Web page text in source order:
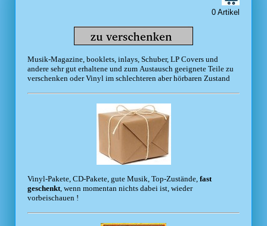
0 Artikel
Musik-Magazine, booklets, inlays, Schuber, LP Covers und
andere sehr gut erhaltene und zum Austausch geeignete Teile zu
verschenken oder Vinyl im schlechteren aber hörbaren Zustand
Vinyl-Pakete, CD-Pakete, gute Musik, Top-Zustände, fast
geschenkt, wenn momentan nichts dabei ist, wieder
vorbeischauen !